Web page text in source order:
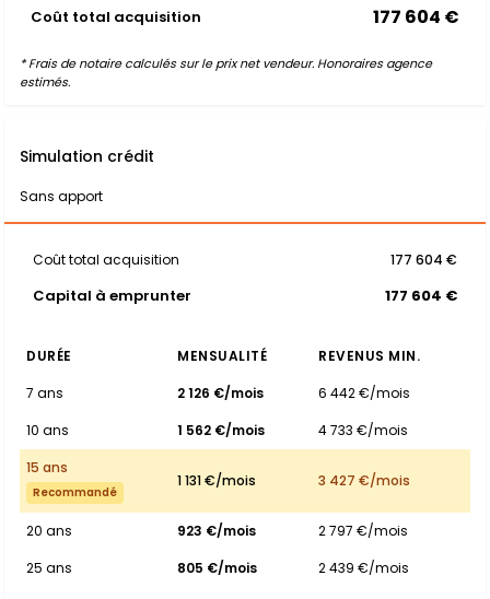
Coût total acquisition 177 604 €
* Frais de notaire calculés sur le prix net vendeur. Honoraires agence
estimés.
Simulation crédit
Sans apport
Coût total acquisition 177 604 €
Capital à emprunter 177 604 €
DURÉE MENSUALITÉ
REVENUS MIN.
7 ans
2 126 €/mois
6 442 €/mois
10 ans
1 562 €/mois
4 733 €/mois
15 ans
Recommandé
1 131 €/mois 3 427 €/mois
20 ans 923 €/mois
2 797 €/mois
25 ans
805 €/mois 2 439 €/mois